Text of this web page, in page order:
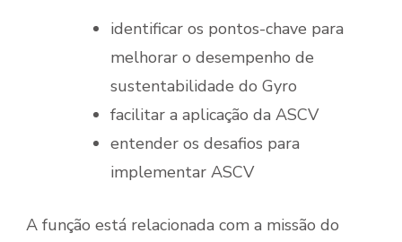
identificar os pontos-chave para
melhorar o desempenho de
sustentabilidade do Gyro
facilitar a aplicação da ASCV
entender os desafios para
implementar ASCV
A função está relacionada com a missão do